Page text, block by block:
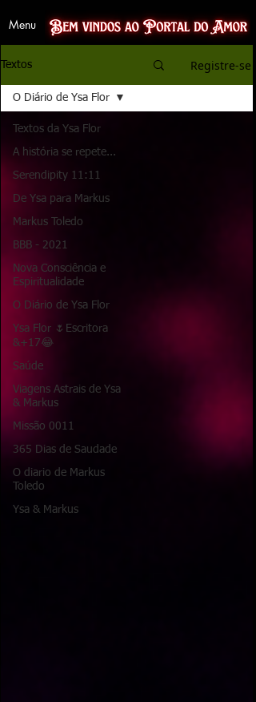
Menu
Textos Registre-se
Textos da Ysa Flor
A história se repete...
Serendipity 11:11
De Ysa para Markus
Markus Toledo
BBB - 2021
Nova Consciência e
Espiritualidade
O Diário de Ysa Flor
Ysa Flor 🌷Escritora
&+17😂
Saúde
Viagens Astrais de Ysa
& Markus
Missão 0011
365 Dias de Saudade
O diario de Markus
Toledo
Ysa & Markus
O Diário de Ysa Flor